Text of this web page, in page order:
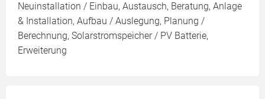
Neuinstallation / Einbau, Austausch, Beratung, Anlage
& Installation, Aufbau / Auslegung, Planung /
Berechnung, Solarstromspeicher / PV Batterie,
Erweiterung